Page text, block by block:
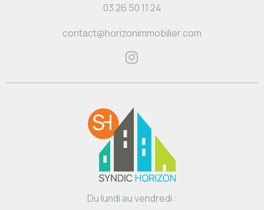
03 26 50 11 24
contact@horizonimmobilier.com
Du lundi au vendredi :